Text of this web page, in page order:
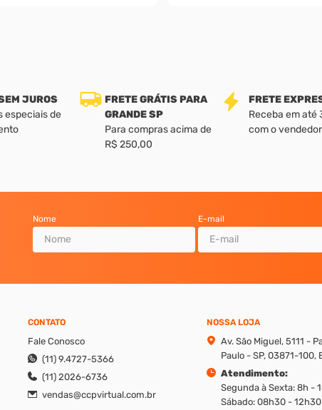
JUROS
especiais de
FRETE GRÁTIS PARA
GRANDE SP
Para compras acima de
R$ 250,00
FRETE
Receba em até
com o vendedor
Nome E-mail
CONTATO
Fale Conosco
(11) 9.4727-5366
(11) 2026-6736
vendas@ccpvirtual.com.br
NOSSA LOJA
Av. São Miguel, 5111 -
Paulo - SP, 03871-100,
Atendimento:
Segunda à Sexta: 8h -
Sábado: 08h30 - 12h30